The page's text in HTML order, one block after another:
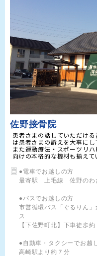
佐野接骨院
患者さまの話していただけ
は患者さまの訴えを大事にし
また運動療法・スポーツリ
向けの本格的な機材も揃えて
●電車でお越しの方
最寄駅　上毛線　佐野の
●バスでお越しの方
市営循環バス「ぐるりん
ス
【下佐野町北】下車徒歩約
●自動車・タクシーでお越
高崎駅より約７分